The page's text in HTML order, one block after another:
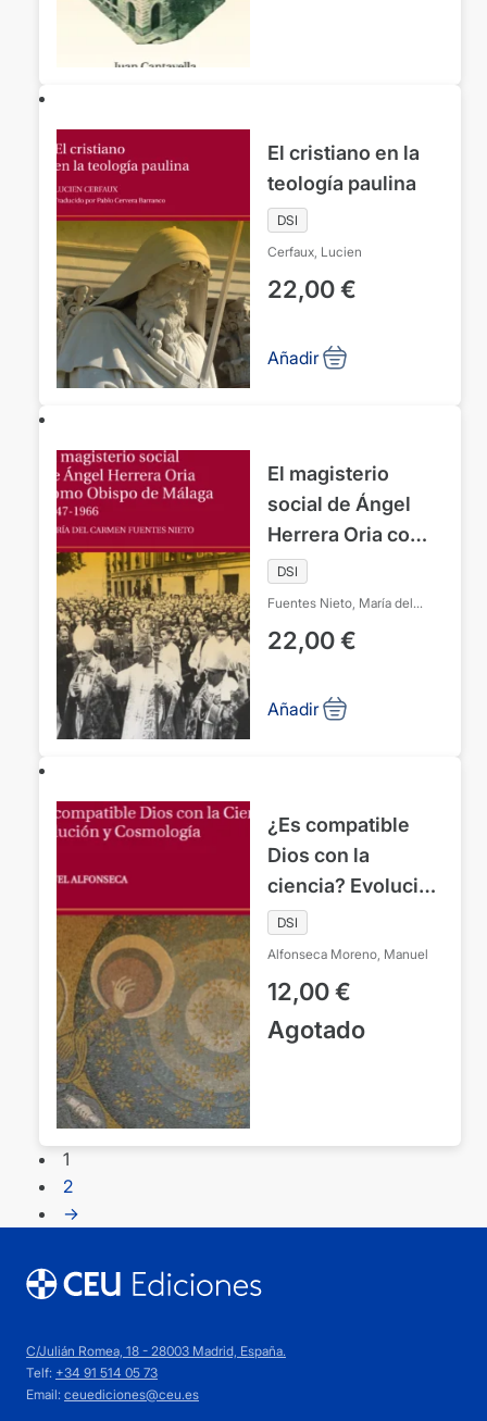
El cristiano en la
teología paulina
DSI
Cerfaux, Lucien
22,00€
Añadir
El magisterio
social de Ángel
Herrera Oria como
Obispo de Málaga.
1947-1966
DSI
Fuentes Nieto, María del
22,00€
Añadir
¿Es compatible
Dios con la
ciencia? Evolución
y cosmología
DSI
Alfonseca Moreno, Manuel
12,00€
Agotado
1
2
→
C/Julián Romea, 18 - 28003 Madrid, España.
Telf: +34 91 514 05 73
Email: ceuediciones@ceu.es